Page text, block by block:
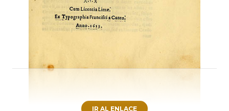
IR AL ENLACE